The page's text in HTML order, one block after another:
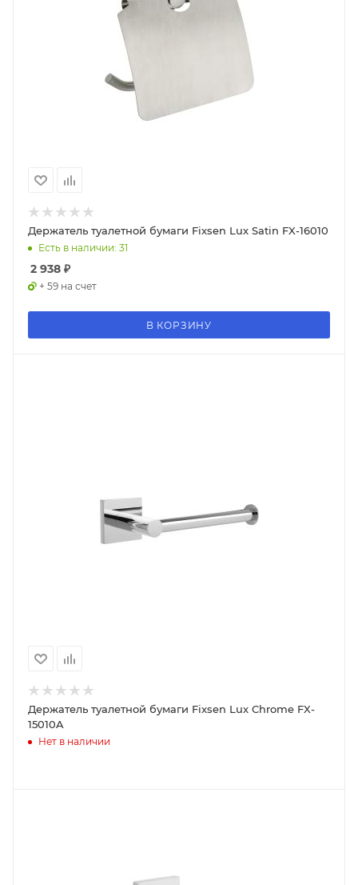
Держатель туалетной бумаги Fixsen Lux Satin FX-16010
Есть в наличии: 31
2 938 ₽
+ 59 на счет
В КОРЗИНУ
Держатель туалетной бумаги Fixsen Lux Chrome FX-
15010A
Нет в наличии